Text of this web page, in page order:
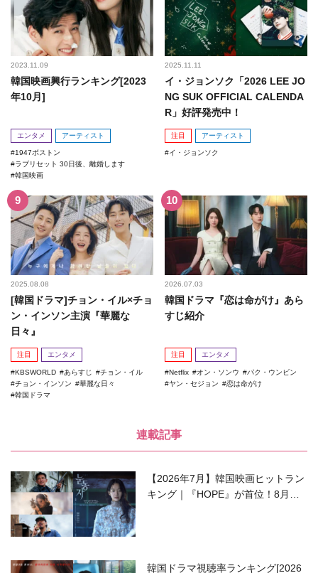
2023.11.09
韓国映画興行ランキング[2023
年10月]
エンタメ アーティスト
1947ボストン
ラブリセット 30日後、離婚します
韓国映画
2025.11.11
イ・ジョンソク「2026 LEE JO
NG SUK OFFICIAL CALENDA
R」好評発売中！
注目 アーティスト
イ・ジョンソク
2025.08.08
[韓国ドラマ]チョン・イル×チョ
ン・インソン主演『華麗な
日々』
注目 エンタメ
KBSWORLD あらすじ
チョン・イル
チョン・インソン
華麗な日々
韓国ドラマ
2026.07.03
韓国ドラマ『恋は命がけ』あら
すじ紹介
注目 エンタメ
Netflix オン・ソンウ
パク・ウンビン
ヤン・セジョン
恋は命がけ
連載記事
【2026年7月】韓国映画ヒットラン
キング｜『HOPE』が首位！8月公
韓国ドラマ視聴率ランキング[2026